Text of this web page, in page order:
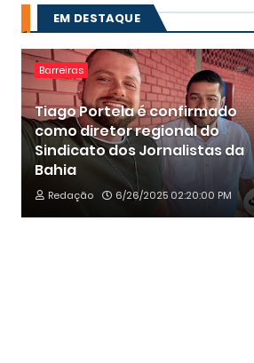
EM DESTAQUE
Barreiras
Tiago Portela é confirmado
como diretor regional do
Sindicato dos Jornalistas da
Bahia
Redação 6/26/2025 02:20:00 PM